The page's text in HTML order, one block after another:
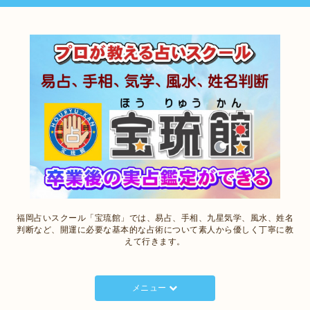
福岡占いスクール「宝琉館」では、易占、手相、九星気学、風水、姓名
判断など、開運に必要な基本的な占術について素人から優しく丁寧に教
えて行きます。
メニュー